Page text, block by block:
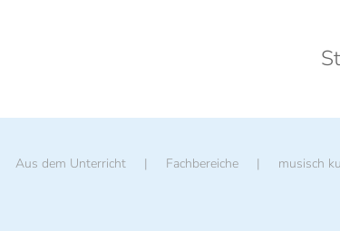
Aus dem Unterricht Fachbereiche musisch